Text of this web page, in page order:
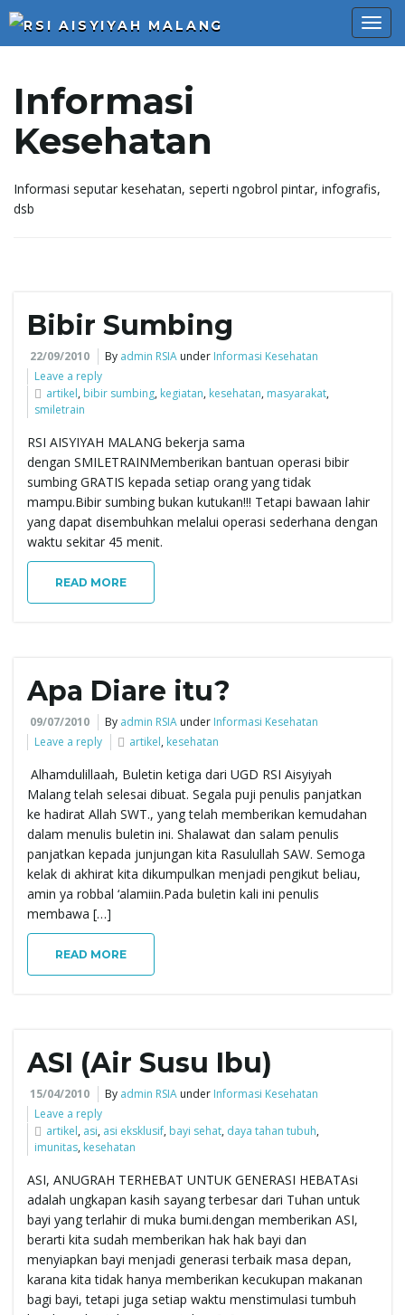
n
Informasi
Kesehatan
Informasi seputar kesehatan, seperti ngobrol pintar, infografis,
dsb
Bibir Sumbing
22/09/2010 By admin RSIA under Informasi Kesehatan
Leave a reply
artikel, bibir sumbing, kegiatan, kesehatan, masyarakat,
smiletrain
RSI AISYIYAH MALANG bekerja sama
dengan SMILETRAINMemberikan bantuan operasi bibir
sumbing GRATIS kepada setiap orang yang tidak
mampu.Bibir sumbing bukan kutukan!!! Tetapi bawaan lahir
yang dapat disembuhkan melalui operasi sederhana dengan
waktu sekitar 45 menit.
READ MORE
Apa Diare itu?
09/07/2010 By admin RSIA under Informasi Kesehatan
Leave a reply
artikel, kesehatan
Alhamdulillaah, Buletin ketiga dari UGD RSI Aisyiyah
Malang telah selesai dibuat. Segala puji penulis panjatkan
ke hadirat Allah SWT., yang telah memberikan kemudahan
dalam menulis buletin ini. Shalawat dan salam penulis
panjatkan kepada junjungan kita Rasulullah SAW. Semoga
kelak di akhirat kita dikumpulkan menjadi pengikut beliau,
amin ya robbal ‘alamiin.Pada buletin kali ini penulis
membawa […]
READ MORE
ASI (Air Susu Ibu)
15/04/2010 By admin RSIA under Informasi Kesehatan
Leave a reply
artikel, asi, asi eksklusif, bayi sehat, daya tahan tubuh,
imunitas, kesehatan
ASI, ANUGRAH TERHEBAT UNTUK GENERASI HEBATAsi
adalah ungkapan kasih sayang terbesar dari Tuhan untuk
bayi yang terlahir di muka bumi.dengan memberikan ASI,
berarti kita sudah memberikan hak hak bayi dan
menyiapkan bayi menjadi generasi terbaik masa depan,
karana kita tidak hanya memberikan kecukupan makanan
bagi bayi, tetapi juga setiap waktu menstimulasi tumbuh